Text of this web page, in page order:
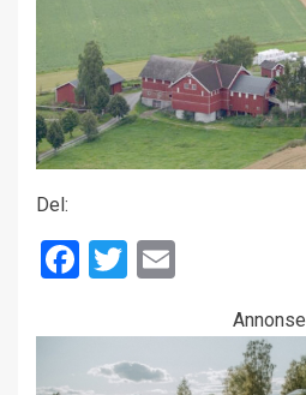
Del:
Facebook
Twitter
Annonse